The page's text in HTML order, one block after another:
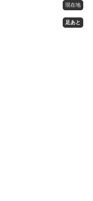
現在地
足あと